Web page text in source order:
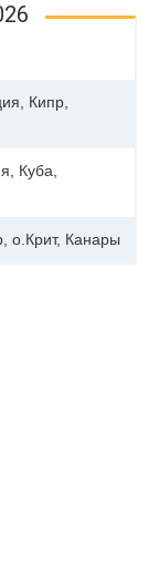
Кипр,
Куба,
о.Крит, Канары